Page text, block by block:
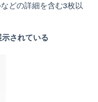
どの詳細を含む3枚以
示されている